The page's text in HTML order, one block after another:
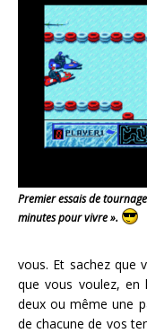
Premier essais de
minutes pour vivre ».
vous. Et sachez que
que vous voulez,
deux ou même une
de chacune de vos